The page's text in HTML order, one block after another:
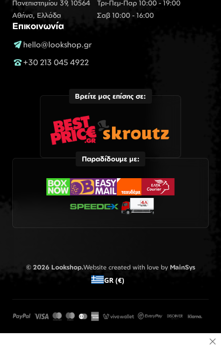
Πανεπιστημίου 39, 10564
Αθήνα, Ελλάδα
Τρι-Πεμ-Παρ 10:00 - 19:00
Σαβ 10:00 - 16:00
Επικοινωνία
hello@lookshop.gr
+30 213 045 4922
Βρείτε μας επίσης σε:
Παραδίδουμε με:
© 2026 Lookshop.Website created with love by MainSys
GR (€)